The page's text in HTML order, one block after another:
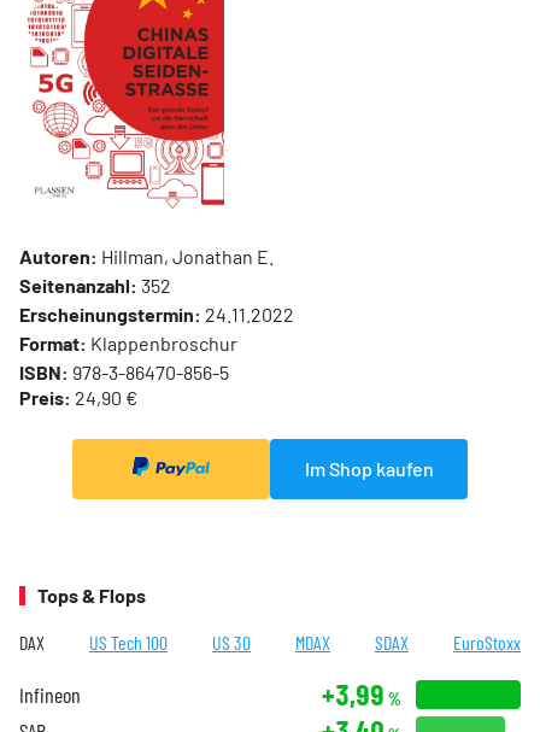
Autoren: Hillman, Jonathan E.
Seitenanzahl: 352
Erscheinungstermin: 24.11.2022
Format: Klappenbroschur
ISBN: 978-3-86470-856-5
Preis: 24,90 €
Im Shop kaufen
Tops & Flops
DAX US Tech 100 US 30 MDAX SDAX EuroStoxx
Infineon +3,99 %